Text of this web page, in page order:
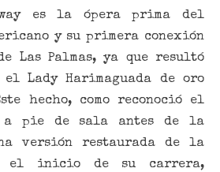
es la ópera prima del
y su primera conexión
Las Palmas, ya que resultó
el Lady Harimaguada de oro
hecho, como reconoció el
a pie de sala antes de la
versión restaurada de la
el inicio de su carrera,